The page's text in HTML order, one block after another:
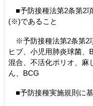
■予防接種法第2条第2
(※)であること
※予防接種法第2条第2
ヒブ、小児用肺炎球菌
混合、不活化ポリオ、麻
ん、BCG
■予防接種実施規則に